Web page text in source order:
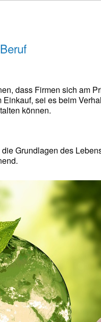
dass Firmen sich am
sei es beim
können.
die Grundlagen des